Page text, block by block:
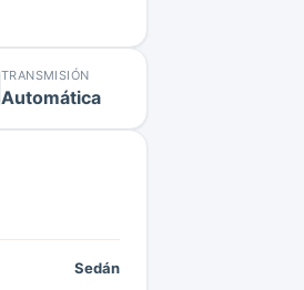
TRANSMISIÓN
Automática
Sedán